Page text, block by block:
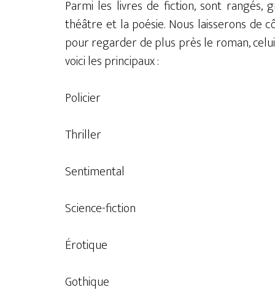
Parmi les livres de fiction, sont rangés,
théâtre et la poésie. Nous laisserons de
pour regarder de plus près le roman,
voici les principaux :
Policier
Thriller
Sentimental
Science-fiction
Érotique
Gothique